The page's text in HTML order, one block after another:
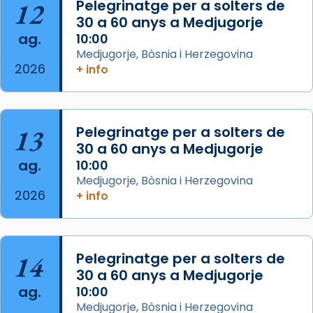
Arquebisbat de Barcelona
2 weeks ago
Memòria de les santes Juliana i
Semproniana, verges i màrtirs.
Semproniana (“relatiu a Semprònia =
eterna”) són deixebles seves. I l’any 1667, el
frare Joan Gaspar Roig, afirma en una obra
que les santes són filles de l’antiga Iluro.
Glòria”) fou composta el 1848 per Mn.
Manuel Blanch, amb aire d’òpera
italianitzant; s’interpreta per privilegi
12
ag.
2026
Pelegrinatge per a solters de
30 a 60 anys a Medjugorje
10:00
Medjugorje, Bòsnia i Herzegovina
+ info
13
ag.
2026
Pelegrinatge per a solters de
30 a 60 anys a Medjugorje
10:00
Medjugorje, Bòsnia i Herzegovina
+ info
14
ag.
Pelegrinatge per a solters de
30 a 60 anys a Medjugorje
10:00
Medjugorje, Bòsnia i Herzegovina